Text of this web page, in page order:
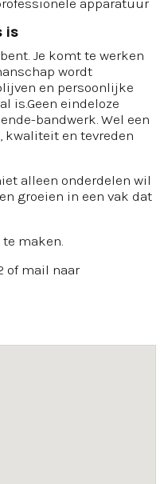
apparatuur
is
Je komt te werken
wordt
en persoonlijke
is.Geen eindeloze
bandwerk. Wel een
kwaliteit en tevreden
alleen onderdelen wil
groeien in een vak dat
maken.
of mail naar